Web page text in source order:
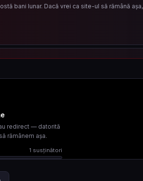
bani lunar. Dacă vrei ca site-ul să rămână
redirect — datorită
rămânem așa.
1 susținători